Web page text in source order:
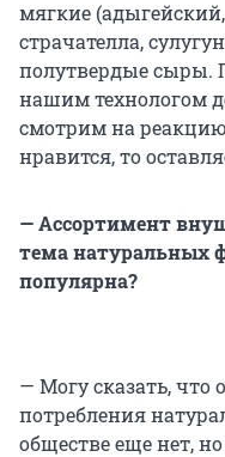
мягкие
страчателла,
полутвердые сыры.
нашим технологом
смотрим на
нравится, то
— Ассортимент
тема натуральных
популярна?
— Могу сказать, что
потребления
обществе еще нет,